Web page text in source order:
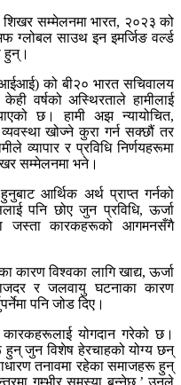
शिखर सम्मेलनमा भारत, २०२३ को
ग्लोबल साउथ इन इमर्जिङ वर्ल्ड
हुन्।
को बी२० भारत सचिवालय
वर्षको अस्थिरताले हामीलाई
छ। हामी अझ न्यायोचित,
खोज्ने कुरा गर्न सक्छौं तर
व्यापार र प्रविधि निर्णयहरूमा
सम्मेलनमा भने।
आर्थिक अर्थ प्राप्त गर्नको
पनि छोए जुन प्रविधि, ऊर्जा
जस्ता कारकहरूको आगमनसँगै
विश्वका लागि खाद्य, ऊर्जा
र जलवायु घटनाका कारण
पनि जोड दिए।
योगदान गरेको छ।
जुन विशेष हेरचाहको योग्य छन्
तनावमा रहेका समाजहरू हुन्
गम्भीर समस्या बन्‍नेछ,’ उनले